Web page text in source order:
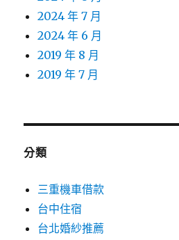
2024 年 7 月
2024 年 6 月
2019 年 8 月
2019 年 7 月
分類
三重機車借款
台中住宿
台北婚紗推薦